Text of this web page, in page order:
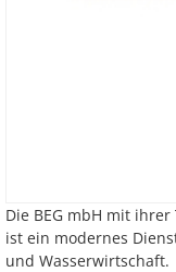
Die BEG mbH mit
ist ein modernes
und Wasserwirtschaft.